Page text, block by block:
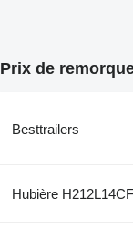
Prix de
Besttrailers
Hubière H212L14CF